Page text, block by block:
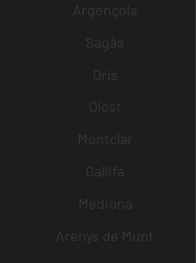
Argençola
Sagàs
Orís
Olost
Montclar
Gallifa
Mediona
Arenys de Munt